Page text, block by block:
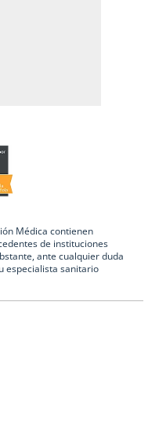
Médica contienen
de instituciones
ante cualquier duda
especialista sanitario